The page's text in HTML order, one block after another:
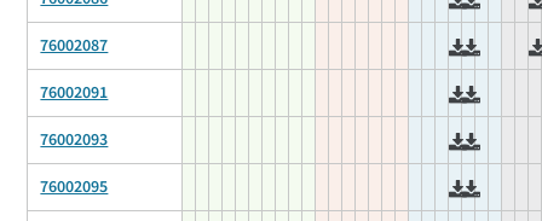
76002087
76002091
76002093
76002095